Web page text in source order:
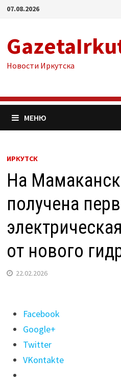
Перейти
07.08.2026
Новости Иркутска
МЕНЮ
ИРКУТСК
На
получена
от нового
22.02.2026
Поделиться
"На
Мамаканской
ГЭС
получена
Facebook
Google+
Twitter
VKontakte